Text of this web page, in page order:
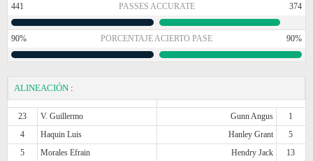
441 PASSES ACCURATE 374
90% PORCENTAJE ACIERTO PASE 90%
ALINEACIÓN :
23 V. Guillermo Gunn Angus
1
4
Haquin Luis Hanley Grant
5
5
Morales Efrain Hendry Jack
13